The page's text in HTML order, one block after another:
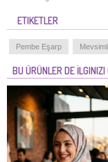
ETIKETLER
Pembe Eşarp
BU ÜRÜNLER DE İLGINIZI